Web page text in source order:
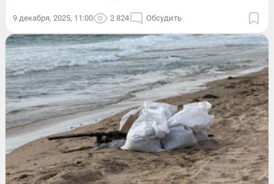
9 декабря, 2025, 11:00 2 824 Обсудить